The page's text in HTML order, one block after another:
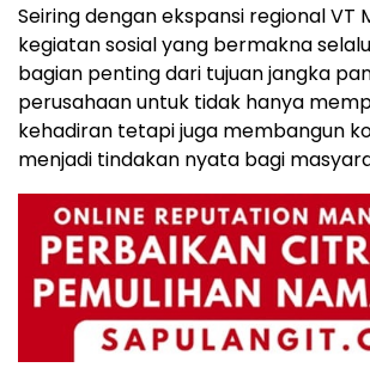
Seiring dengan ekspansi regional VT
kegiatan sosial yang bermakna
bagian penting dari tujuan jangka
perusahaan untuk tidak hanya
kehadiran tetapi juga membangun
menjadi tindakan nyata bagi